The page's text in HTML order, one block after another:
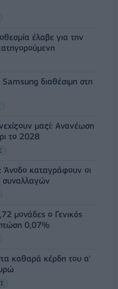
έλαβε για την
διαθέσιμη στη
μαζί: Ανανέωση
το 2028
Άνοδο καταγράφουν οι
συναλλαγών
μονάδες ο Γενικός
0,07%
καθαρά κέρδη του α'